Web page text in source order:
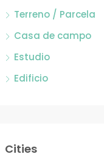
Terreno / Parcela
Casa de campo
Estudio
Edificio
Cities